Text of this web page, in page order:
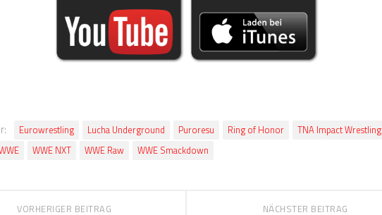
Eurowrestling Lucha Underground Puroresu Ring of Honor
TNA Impact Wrestling
WWE NXT WWE Raw WWE Smackdown
NÄCHSTER BEITRAG
VORHERIGER BEITRAG